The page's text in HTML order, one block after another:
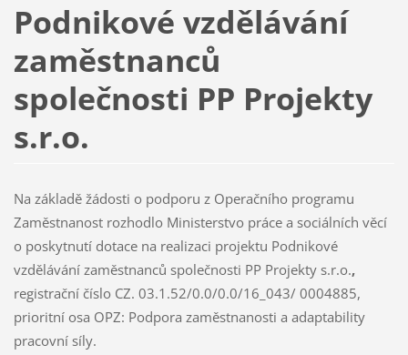
Podnikové vzdělávání
zaměstnanců
společnosti PP Projekty
s.r.o.
Na základě žádosti o podporu z Operačního programu
Zaměstnanost rozhodlo Ministerstvo práce a sociálních věcí
o poskytnutí dotace na realizaci projektu Podnikové
vzdělávání zaměstnanců společnosti PP Projekty s.r.o.,
registrační číslo CZ. 03.1.52/0.0/0.0/16_043/ 0004885,
prioritní osa OPZ: Podpora zaměstnanosti a adaptability
pracovní síly.